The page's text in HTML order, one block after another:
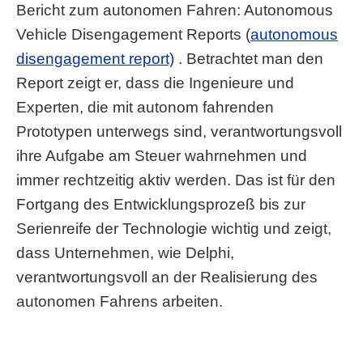
Bericht zum autonomen Fahren: Autonomous
Vehicle Disengagement Reports (autonomous
disengagement report) . Betrachtet man den
Report zeigt er, dass die Ingenieure und
Experten, die mit autonom fahrenden
Prototypen unterwegs sind, verantwortungsvoll
ihre Aufgabe am Steuer wahrnehmen und
immer rechtzeitig aktiv werden. Das ist für den
Fortgang des Entwicklungsprozeß bis zur
Serienreife der Technologie wichtig und zeigt,
dass Unternehmen, wie Delphi,
verantwortungsvoll an der Realisierung des
autonomen Fahrens arbeiten.